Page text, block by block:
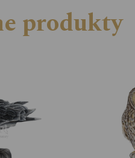
produkty